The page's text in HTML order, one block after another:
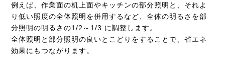
例えば、作業面の机上面やキッチンの部分照明と、それよ
り低い照度の全体照明を併用するなど、全体の明るさを部
分照明の明るさの1/2～1/3 に調整します。
全体照明と部分照明の良いとこどりをすることで、省エネ
効果にもつながります。